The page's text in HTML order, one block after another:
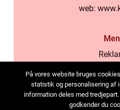
web:
På vores website bruges
statistik og personalisering af
information deles med
godkender du